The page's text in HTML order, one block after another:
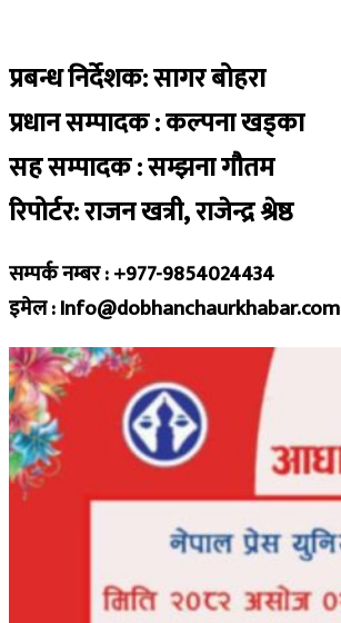
प्रबन्ध निर्देशक: सागर बोहरा
प्रधान सम्पादक : कल्पना खड्का
सह सम्पादक : सम्झना गौतम
रिपोर्टर: राजन खत्री, राजेन्द्र श्रेष्ठ
सम्पर्क नम्बर : +977-9854024434
इमेल : Info@dobhanchaurkhabar.com